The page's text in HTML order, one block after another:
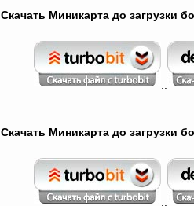
Скачать Миникарта до загрузки
Скачать Миникарта до загрузки